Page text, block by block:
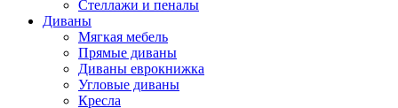
Стеллажи и пеналы
Диваны
Мягкая мебель
Прямые диваны
Диваны еврокнижка
Угловые диваны
Кресла